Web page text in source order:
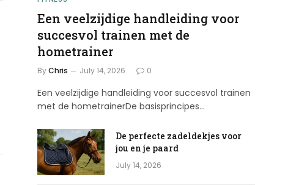
Een veelzijdige handleiding voor
succesvol trainen met de
hometrainer
ByChris July 14, 2026 0
Een veelzijdige handleiding voor succesvol trainen
met de hometrainerDe basisprincipes…
De perfecte zadeldekjes voor
jou en je paard
July 14, 2026